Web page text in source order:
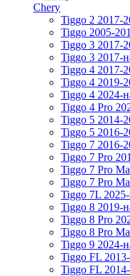
Chery
Tiggo 2 2017-
Tiggo 2005-
Tiggo 3 2017-
Tiggo 3 2017-
Tiggo 4 2017-
Tiggo 4 2019-
Tiggo 4 2024-
Tiggo 4 Pro
Tiggo 5 2014-
Tiggo 5 2016-
Tiggo 7 2016-
Tiggo 7 Pro
Tiggo 7 Pro
Tiggo 7 Pro
Tiggo 7L 2025-
Tiggo 8 2019-
Tiggo 8 Pro
Tiggo 8 Pro
Tiggo 9 2024-
Tiggo FL
Tiggo FL